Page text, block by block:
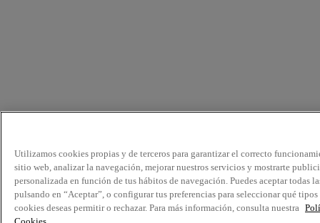
Utilizamos cookies propias y de terceros para garantizar el correcto
sitio web, analizar la navegación, mejorar nuestros servicios y mostrarte
personalizada en función de tus hábitos de navegación. Puedes aceptar todas
pulsando en “Aceptar”, o configurar tus preferencias para seleccionar qué tipos
cookies deseas permitir o rechazar. Para más información, consulta nuestra